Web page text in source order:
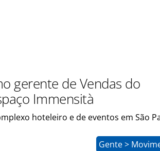
gerente de Vendas do
Immensità
hoteleiro e de eventos em São
Gente >